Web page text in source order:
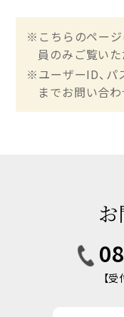
※こちらのペー
員のみご覧いた
※ユーザーID、パ
までお問い合わ
【